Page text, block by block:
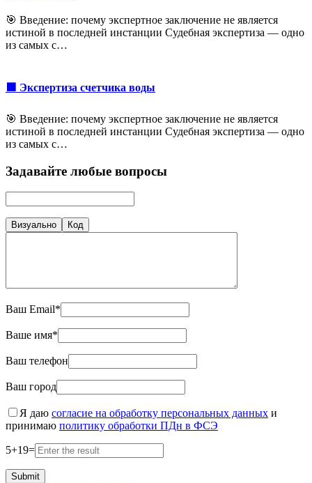
🎯 Введение: почему экспертное заключение не является
истиной в последней инстанции Судебная экспертиза — одно
из самых с…
🟩 Экспертиза счетчика воды
🎯 Введение: почему экспертное заключение не является
истиной в последней инстанции Судебная экспертиза — одно
из самых с…
Задавайте любые вопросы
Визуально Код
Ваш Email*
Ваше имя*
Ваш телефон
Ваш город
Я даю согласие на обработку персональных данных и
принимаю политику обработки ПДн в ФСЭ
5+19=